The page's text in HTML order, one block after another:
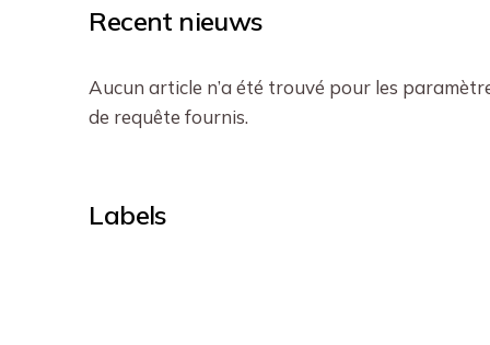
Recent nieuws
Aucun article n’a été trouvé pour les
de requête fournis.
Labels